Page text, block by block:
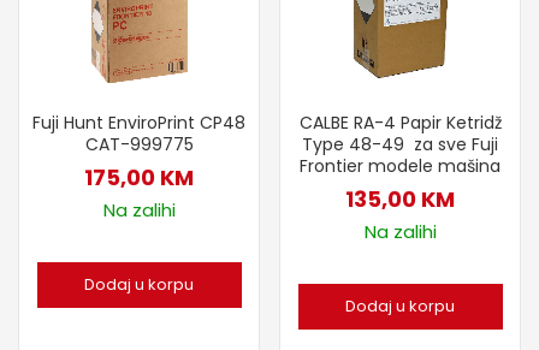
Fuji Hunt EnviroPrint CP48
CAT-999775
175,00 KM
Na zalihi
Dodaj u korpu
CALBE RA-4 Papir Ketridž
Type 48-49 za sve Fuji
Frontier modele mašina
135,00 KM
Na zalihi
Dodaj u korpu